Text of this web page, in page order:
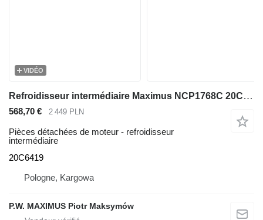
VIDÉO
Refroidisseur intermédiaire Maximus NCP1768C 20C6419 pour bulldozer Dressta TD-14R
568,70 € 2 449 PLN
Pièces détachées de moteur - refroidisseur
intermédiaire
20C6419
Pologne, Kargowa
P.W. MAXIMUS Piotr Maksymów